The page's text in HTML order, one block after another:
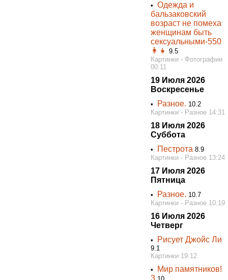
•Одежда и
бальзаковский
возраст не помеха
женщинам быть
сексуальными-550
👩👧 9.5
Картинки - Фотографии
00:11
19 Июля 2026
Воскресенье
• Разное. 10.2
Картинки - Разное 14:31
18 Июля 2026
Суббота
• Пестрота 8.9
Картинки - Разное 13:24
17 Июля 2026
Пятница
• Разное. 10.7
Картинки - Разное 10:19
16 Июля 2026
Четверг
• Рисует Джойс Ли
9.1
Картинки 19:12
•
Мир памятников!
3